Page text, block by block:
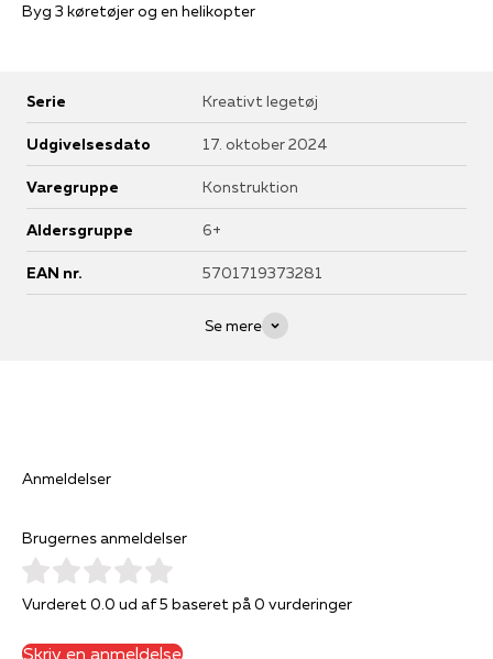
Byg 3 køretøjer og en helikopter
Serie Kreativt legetøj
Udgivelsesdato 17. oktober 2024
Varegruppe Konstruktion
Aldersgruppe 6+
EAN nr. 5701719373281
Se mere
Anmeldelser
Brugernes anmeldelser
Vurderet 0.0 ud af 5 baseret på 0 vurderinger
Skriv en anmeldelse